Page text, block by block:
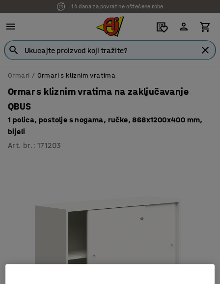
14 dana za povrat ne oštećene robe
Ormari Ormari s kliznim vratima
Ormar s kliznim vratima na zaključavanje
QBUS
1 polica, postolje s nogama, ručke, 868x1200x400 mm,
bijeli
Art. br. :171203